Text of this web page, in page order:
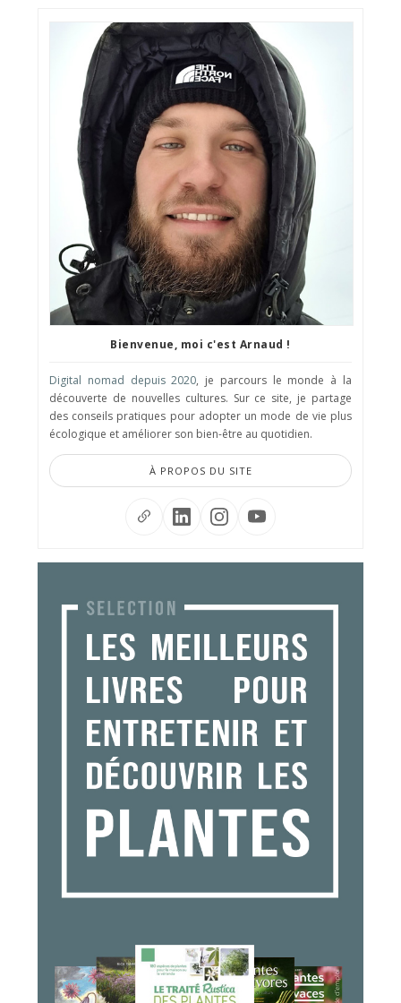
Bienvenue, moi c'est Arnaud !
Digital nomad depuis 2020, je parcours le monde à la
découverte de nouvelles cultures. Sur ce site, je partage
des conseils pratiques pour adopter un mode de vie plus
écologique et améliorer son bien-être au quotidien.
À PROPOS DU SITE